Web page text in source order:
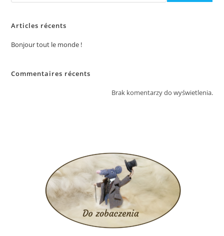
Articles récents
Bonjour tout le monde !
Commentaires récents
Brak komentarzy do wyświetlenia.